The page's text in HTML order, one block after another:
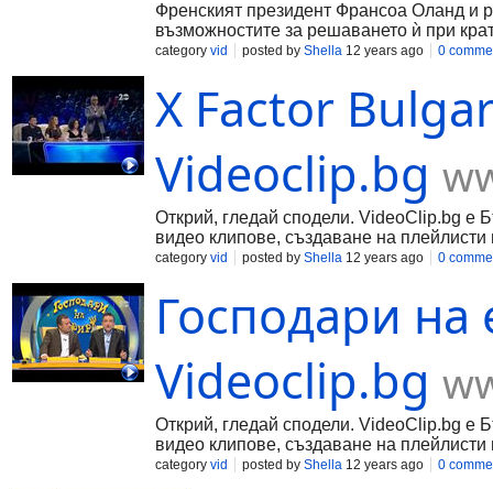
Френският президент Франсоа Оланд и
възможностите за решаването ѝ при
category vid posted by Shella 12 years ago 0
X Factor
Videoclip.bg
Открий, гледай сподели. VideoClip.bg е
видео клипове, създаване на плейлисти
category vid posted by Shella 12 years ago 0
Господари
Videoclip.bg
Открий, гледай сподели. VideoClip.bg е
видео клипове, създаване на плейлисти
category vid posted by Shella 12 years ago 0